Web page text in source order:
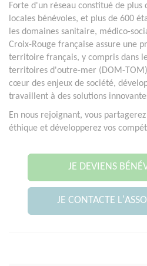
Forte d'un réseau constitué de
locales bénévoles, et plus de 600
les domaines sanitaire, médico-
Croix-Rouge française assure une
territoire français, y compris dans
territoires d'outre-mer (DOM-
cœur des enjeux de société,
travaillent à des solutions
En nous rejoignant, vous
éthique et développerez vos
JE DEVIENS
JE CONTACTE